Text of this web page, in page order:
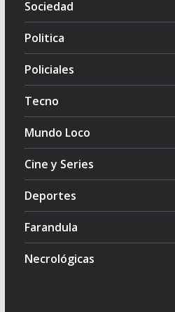
Sociedad
Politica
Policiales
Tecno
Mundo Loco
Cine y Series
Deportes
Farandula
Necrológicas